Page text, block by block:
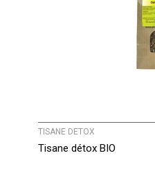
TISANE DETOX
Tisane détox BIO